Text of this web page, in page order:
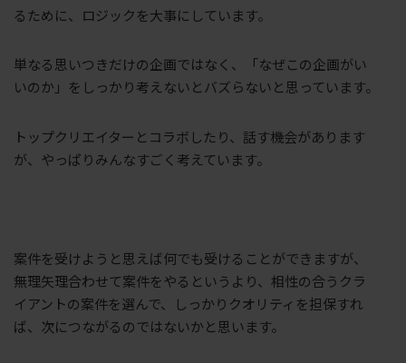
るために、ロジックを大事にしています。
単なる思いつきだけの企画ではなく、「なぜこの企画がい
いのか」をしっかり考えないとバズらないと思っています。
トップクリエイターとコラボしたり、話す機会があります
が、やっぱりみんなすごく考えています。
案件を受けようと思えば何でも受けることができますが、
無理矢理合わせて案件をやるというより、相性の合うクラ
イアントの案件を選んで、しっかりクオリティを担保すれ
ば、次につながるのではないかと思います。